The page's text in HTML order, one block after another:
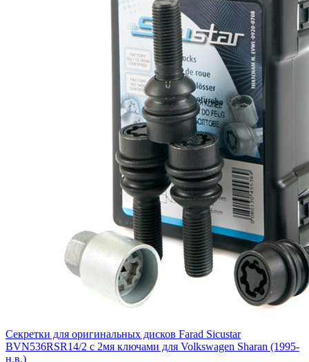
Секретки для оригинальных дисков Farad Sicustar
BVN536RSR14/2 с 2мя ключами для Volkswagen Sharan (1995-
н.в.)